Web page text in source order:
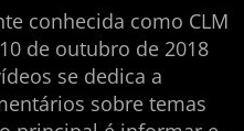
conhecida como CLM
de outubro de 2018
se dedica a
sobre temas